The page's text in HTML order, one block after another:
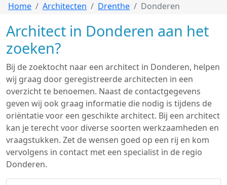
Home Architecten Drenthe Donderen
Architect in Donderen aan het
zoeken?
Bij de zoektocht naar een architect in Donderen, helpen
wij graag door geregistreerde architecten in een
overzicht te benoemen. Naast de contactgegevens
geven wij ook graag informatie die nodig is tijdens de
oriëntatie voor een geschikte architect. Bij een architect
kan je terecht voor diverse soorten werkzaamheden en
vraagstukken. Zet de wensen goed op een rij en kom
vervolgens in contact met een specialist in de regio
Donderen.